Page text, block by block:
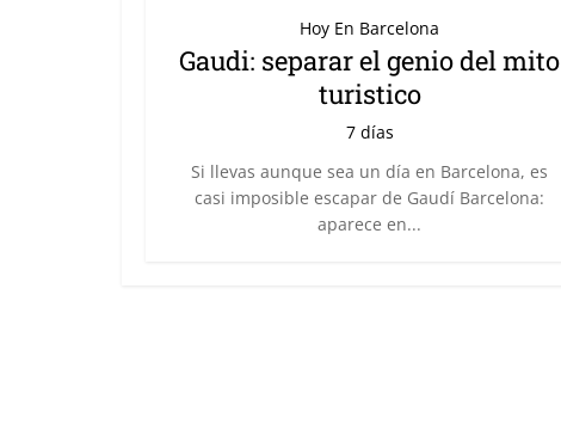
Hoy En Barcelona
Gaudi: separar el genio del mito
turistico
7 días
Si llevas aunque sea un día en Barcelona, es
casi imposible escapar de Gaudí Barcelona:
aparece en...